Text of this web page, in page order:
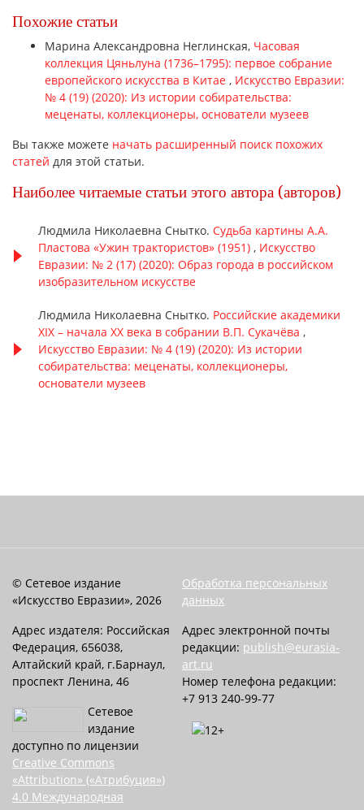
Похожие статьи
Марина Александровна Неглинская, Часовая
коллекция Цяньлуна (1736–1795): первое собрание
европейского искусства в Китае , Искусство Евразии:
№ 4 (19) (2020): Из истории собирательства:
меценаты, коллекционеры, основатели музеев
Вы также можете начать расширенный поиск похожих
статей для этой статьи.
Наиболее читаемые статьи этого автора (авторов)
Людмила Николаевна Снытко. Судьба картины А.А.
Пластова «Ужин трактористов» (1951) , Искусство
Евразии: № 2 (17) (2020): Образ города в российском
изобразительном искусстве
Людмила Николаевна Снытко. Российские академики
XIX – начала XX века в собрании В.П. Сукачёва ,
Искусство Евразии: № 4 (19) (2020): Из истории
собирательства: меценаты, коллекционеры,
основатели музеев
© Сетевое издание
«Искусство Евразии», 2026
Адрес издателя: Российская
Федерация, 656038,
Алтайский край, г.Барнаул,
проспект Ленина, 46
Сетевое
издание
доступно по лицензии
Creative Commons
«Attribution» («Атрибуция»)
4.0 Международная
Обработка персональных
данных
Адрес электронной почты
редакции: publish@eurasia-
art.ru
Номер телефона редакции:
+7 913 240-99-77